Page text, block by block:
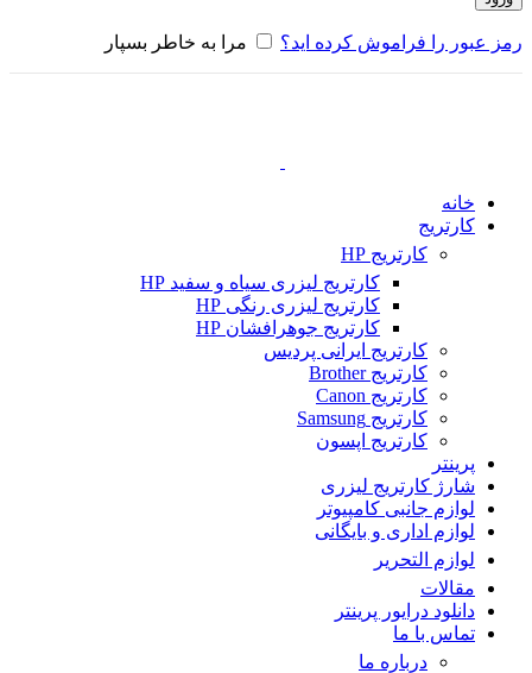
رمز عبور را فراموش کرده اید؟ مرا به خاطر بسپار
خانه
کارتریج
کارتریج HP
کارتریج لیزری سیاه و سفید HP
کارتریج لیزری رنگی HP
کارتریج جوهرافشان HP
کارتریج ایرانی پردیس
کارتریج Brother
کارتریج Canon
کارتریج Samsung
کارتریج اپسون
پرینتر
شارژ کارتریج لیزری
لوازم جانبی کامپیوتر
لوازم اداری و بایگانی
لوازم التحریر
مقالات
دانلود درایور پرینتر
تماس با ما
درباره ما